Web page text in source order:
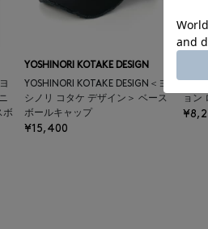
ボ
YOSHINORI KOTAKE DESIGN
YOSHINORI KOTAKE DESIGN＜ヨ
シノリ コタケ デザイン＞ ベース
ボールキャップ
¥15,400
ョン